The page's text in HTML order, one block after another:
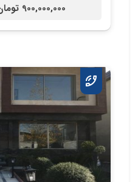
900,000,000 تومان /